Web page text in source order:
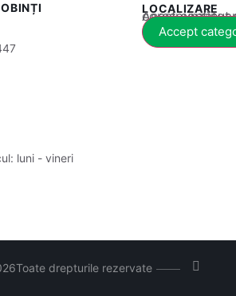
luni - vineri
LOCALIZARE
Acest conținut este blocat până când
Accept
Toate drepturile rezervate